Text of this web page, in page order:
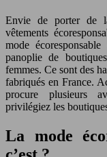
Envie de porter de
vêtements
mode
panoplie de
femmes. Ce sont des
fabriqués en France.
procure plusieurs
privilégiez les
La mode